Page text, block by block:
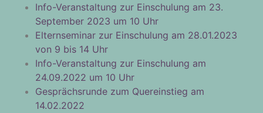
Info-Veranstaltung zur Einschulung am 23.
September 2023 um 10 Uhr
Elternseminar zur Einschulung am 28.01.2023
von 9 bis 14 Uhr
Info-Veranstaltung zur Einschulung am
24.09.2022 um 10 Uhr
Gesprächsrunde zum Quereinstieg am
14.02.2022